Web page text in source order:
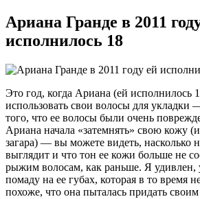
Ариана Гранде в 2011
исполнилось 18
Это год, когда Ариана (ей исполнилось
использовать свои волосы для укладки
того, что ее волосы были очень
Ариана начала «затемнять» свою кожу
загара) — вы можете видеть, насколько
выглядит и что тон ее кожи больше не
рыжим волосам, как раньше. Я удивлен,
помаду на ее губах, которая в то время
похоже, что она пыталась придать